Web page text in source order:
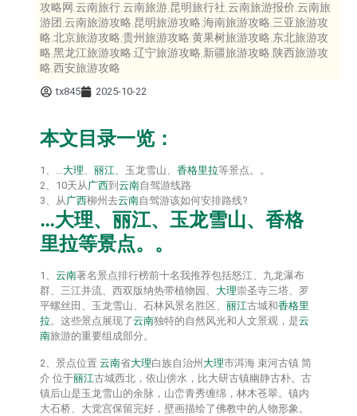
攻略网,云南旅行,云南旅游,昆明旅行社,云南旅游报价,云南旅
游团,云南旅游攻略,昆明旅游攻略,海南旅游攻略,三亚旅游攻
略,北京旅游攻略,贵州旅游攻略,黄果树旅游攻略,东北旅游攻
略,黑龙江旅游攻略,辽宁旅游攻略,新疆旅游攻略,陕西旅游攻
略,西安旅游攻略
tx845 2025-10-22
本文目录一览：
1、…大理、 丽江、玉龙雪山、 香格里拉等景点。。
2、10天从广西到 云南自驾游线路
3、从广西柳州去云南自驾游该如何安排路线?
…大理、 丽江、玉龙雪山、 香格
里拉等景点。。
1、 云南著名景点排行榜前十名我推荐包括怒江、九龙瀑布
群、三江并流、西双版纳热带植物园、 大理崇圣寺三塔、罗
平螺丝田、玉龙雪山、石林风景名胜区、 丽江古城和香格里
拉。这些景点展现了云南独特的自然风光和人文景观，是云
南旅游的重要组成部分。
2、景点位置 云南省大理白族自治州 大理市洱海 束河古镇 简
介 位于丽江古城西北，依山傍水，比大研古镇幽静古朴。古
镇后山是玉龙雪山的余脉，山峦青秀缠绵，林木苍翠。镇内
大石桥、大觉宫保留完好，壁画描绘了佛教中的人物形象。